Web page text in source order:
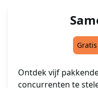
Ontdek vijf
concurrenten te